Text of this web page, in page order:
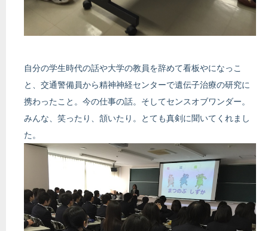
自分の学生時代の話や大学の教員を辞めて看板やになっこ
と、交通警備員から精神神経センターで遺伝子治療の研究に
携わったこと。今の仕事の話。そしてセンスオブワンダー。
みんな、笑ったり、頷いたり。とても真剣に聞いてくれまし
た。